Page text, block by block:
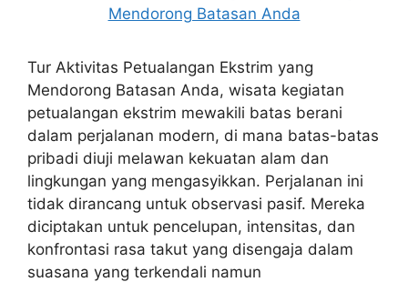
Tur Aktivitas Petualangan Ekstrim yang
Mendorong Batasan Anda, wisata kegiatan
petualangan ekstrim mewakili batas berani
dalam perjalanan modern, di mana batas-batas
pribadi diuji melawan kekuatan alam dan
lingkungan yang mengasyikkan. Perjalanan ini
tidak dirancang untuk observasi pasif. Mereka
diciptakan untuk pencelupan, intensitas, dan
konfrontasi rasa takut yang disengaja dalam
suasana yang terkendali namun